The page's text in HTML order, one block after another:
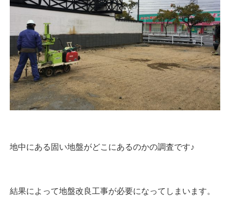
地中にある固い地盤がどこにあるのかの調査です♪
結果によって地盤改良工事が必要になってしまいます。